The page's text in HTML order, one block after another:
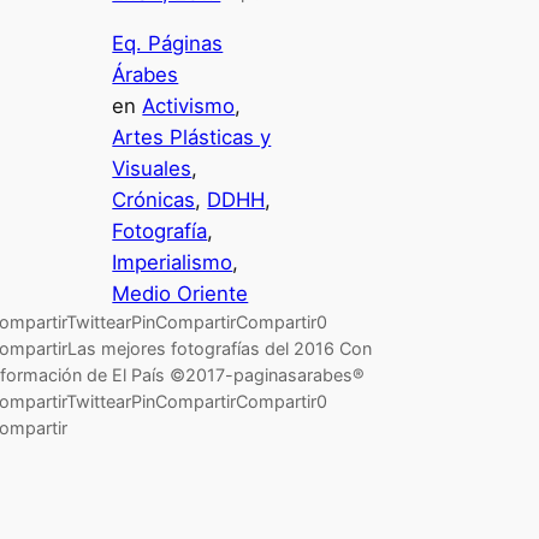
Eq. Páginas
Árabes
enActivismo
Artes Plásticas y
Visuales
Crónicas, DDHH
Fotografía
Imperialismo
Medio Oriente
mejores fotografías del 2016 Con
de El País ©2017-paginasarabes®